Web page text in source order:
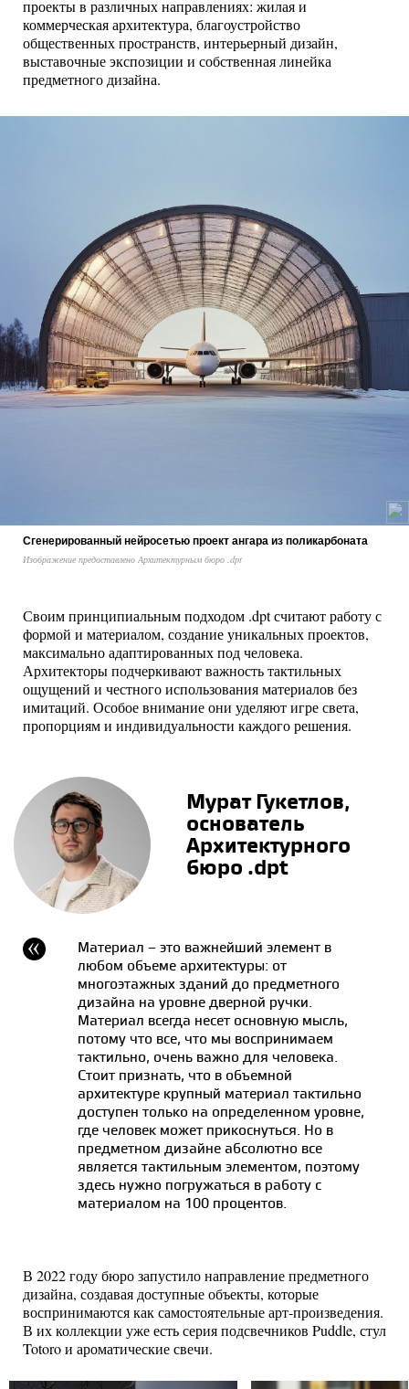
проекты в различных направлениях: жилая и
коммерческая архитектура, благоустройство
общественных пространств, интерьерный дизайн,
выставочные экспозиции и собственная линейка
предметного дизайна.
Сгенерированный нейросетью проект ангара из поликарбоната
Изображение предоставлено Архитектурным бюро .dpt
Своим принципиальным подходом .dpt считают работу с
формой и материалом, создание уникальных проектов,
максимально адаптированных под человека.
Архитекторы подчеркивают важность тактильных
ощущений и честного использования материалов без
имитаций. Особое внимание они уделяют игре света,
пропорциям и индивидуальности каждого решения.
Мурат Гукетлов,
основатель
Архитектурного
бюро .dpt
Материал – это важнейший элемент в
любом объеме архитектуры: от
многоэтажных зданий до предметного
дизайна на уровне дверной ручки.
Материал всегда несет основную мысль,
потому что все, что мы воспринимаем
тактильно, очень важно для человека.
Стоит признать, что в объемной
архитектуре крупный материал тактильно
доступен только на определенном уровне,
где человек может прикоснуться. Но в
предметном дизайне абсолютно все
является тактильным элементом, поэтому
здесь нужно погружаться в работу с
материалом на 100 процентов.
В 2022 году бюро запустило направление предметного
дизайна, создавая доступные объекты, которые
воспринимаются как самостоятельные арт-произведения.
В их коллекции уже есть серия подсвечников Puddle, стул
Totoro и ароматические свечи.